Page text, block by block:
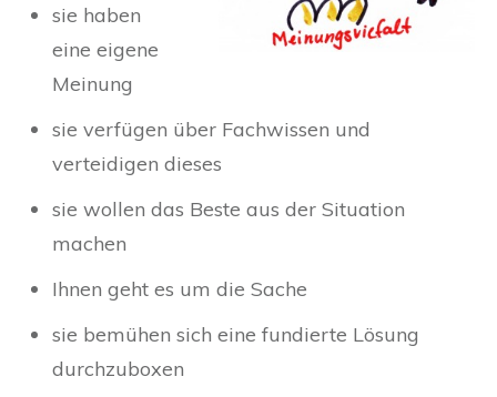
sie haben
eine eigene
Meinung
sie verfügen über Fachwissen und
verteidigen dieses
sie wollen das Beste aus der Situation
machen
Ihnen geht es um die Sache
sie bemühen sich eine fundierte Lösung
durchzuboxen